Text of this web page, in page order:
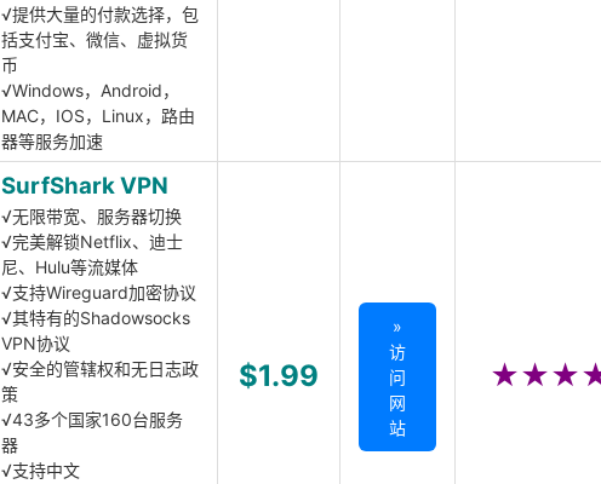
√提供大量的付款选择，包
括支付宝、微信、虚拟货
币
√Windows，Android，
MAC，IOS，Linux，路由
器等服务加速
SurfShark VPN
√无限带宽、服务器切换
√完美解锁Netflix、迪士
尼、Hulu等流媒体
√支持Wireguard加密协议
√其特有的Shadowsocks
VPN协议
√安全的管辖权和无日志政
策
√43多个国家160台服务
器
√支持中文
$1.99
»
访
问
网
站